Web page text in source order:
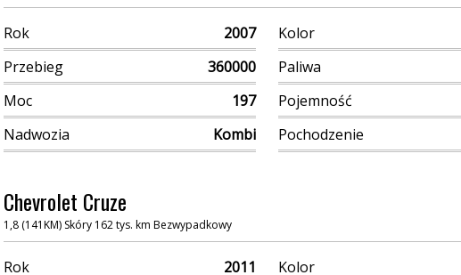
Rok 2007 Kolor
Przebieg
360000 Paliwa
Moc
197 Pojemność
Nadwozia
Kombi Pochodzenie
Chevrolet Cruze
1,8 (141KM) Skóry 162 tys. km Bezwypadkowy
Rok 2011 Kolor